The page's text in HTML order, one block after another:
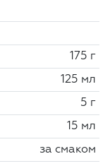
175 г
125 мл
5 г
15 мл
за смаком